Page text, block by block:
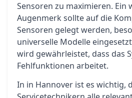
Sensoren zu maximieren. Ein
Augenmerk sollte auf die
Sensoren gelegt werden,
universelle Modelle
wird gewährleistet, dass das
Fehlfunktionen arbeitet.
In in Hannover ist es wichtig,